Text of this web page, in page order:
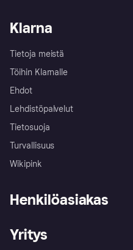
Klarna
Tietoja meistä
Töihin Klarnalle
Ehdot
Lehdistöpalvelut
Tietosuoja
Turvallisuus
Wikipink
Henkilöasiakas
Kirjaudu sisään
Yritys